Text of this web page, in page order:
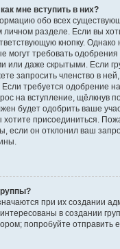
мне вступить в них?
обо всех
разделе. Если вы
кнопку. Однако
могут требовать одобрения
или даже скрытыми. Если
запросить членство в
требуется одобрение
на вступление, щёлкнув
будет одобрить ваше
присоединиться.
если он отклонил ваш
при их создании
в создании
попробуйте отправить